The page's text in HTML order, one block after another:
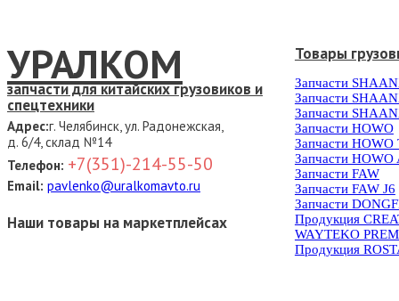
УРАЛКОМ
запчасти для китайских грузовиков и
спецтехники
Адрес:г. Челябинск, ул. Радонежская,
д. 6/4, склад №14
Телефон: +7(351)-214-55-50
Email: pavlenko@uralkomavto.ru
Наши товары на маркетплейсах
Товары
Запчасти
Запчасти
Запчасти
Запчасти HOWO
Запчасти HOWO
Запчасти HOWO
Запчасти FAW
Запчасти FAW J6
Запчасти
Продукция
WAYTEKO
Продукция